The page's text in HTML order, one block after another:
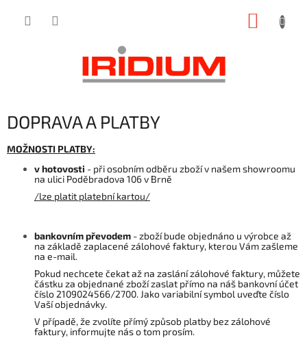
DOPRAVA A PLATBY
MOŽNOSTI PLATBY:
v hotovosti - při osobním odběru zboží v našem showroomu
na ulici Poděbradova 106 v Brně
/lze platit platební kartou/
bankovním převodem - zboží bude objednáno u výrobce až
na základě zaplacené zálohové faktury, kterou Vám zašleme
na e-mail.
Pokud nechcete čekat až na zaslání zálohové faktury, můžete
částku za objednané zboží zaslat přímo na náš bankovní účet
číslo 2109024566/2700. Jako variabilní symbol uveďte číslo
Vaší objednávky.
V případě, že zvolíte přímý způsob platby bez zálohové
faktury, informujte nás o tom prosím.